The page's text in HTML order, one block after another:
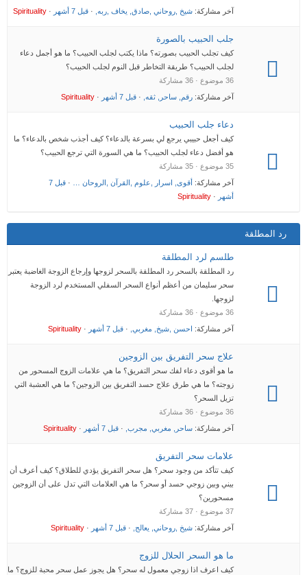
آخر مشاركة: شيخ ,روحاني ,صادق, يخاف ,ربه, · قبل 7 أشهر ·
Spirituality
جلب الحبيب بالصورة
كيف تجلب الحبيب بصورته؟ ماذا يكتب لجلب الحبيب؟ ما هو أجمل دعاء
لجلب الحبيب؟ طريقة التخاطر قبل النوم لجلب الحبيب؟
36 موضوع · 36 مشاركة
آخر مشاركة: رقم, ساحر, ثقه, · قبل 7 أشهر ·
Spirituality
دعاء جلب الحبيب
كيف أجعل حبيبي يرجع لي بسرعة بالدعاء؟ كيف أجذب شخص بالدعاء؟ ما
هو أفضل دعاء لجلب الحبيب؟ ما هي السورة التي ترجع الحبيب؟
35 موضوع · 35 مشاركة
آخر مشاركة: أقوى, اسرار ,علوم ,القرآن ,الروحان … ·
قبل 7
أشهر ·
Spirituality
رد المطلقة
طلسم لرد المطلقة
رد المطلقة بالسحر رد المطلقة بالسحر لزوجها وإرجاع الزوجة الغاضبة يعتبر
سحر سليمان من أعظم أنواع السحر السفلي المستخدم لرد الزوجة
لزوجها.
36 موضوع · 36 مشاركة
آخر مشاركة:
احسن ,شيخ, مغربي, · قبل 7 أشهر ·
Spirituality
علاج سحر التفريق بين الزوجين
ما هو أقوى دعاء لفك سحر التفريق؟ ما هي علامات الزوج المسحور من
زوجته؟ ما هي طرق علاج حسد التفريق بين الزوجين؟ ما هي العشبة التي
تزيل السحر؟
36 موضوع · 36 مشاركة
آخر مشاركة: ساحر, مغربي, مجرب, · قبل 7 أشهر ·
Spirituality
علامات سحر التفريق
كيف تتأكد من وجود سحر؟ هل سحر التفريق يؤدي للطلاق؟ كيف أعرف أن
بيني وبين زوجي حسد أو سحر؟ ما هي العلامات التي تدل على أن الزوجين
مسحورين؟
37 موضوع · 37 مشاركة
آخر مشاركة: شيخ ,روحاني, يعالج, · قبل 7 أشهر ·
Spirituality
ما هو السحر الحلال للزوج
كيف اعرف اذا زوجي معمول له سحر؟ هل يجوز عمل سحر محبة للزوج؟ ما